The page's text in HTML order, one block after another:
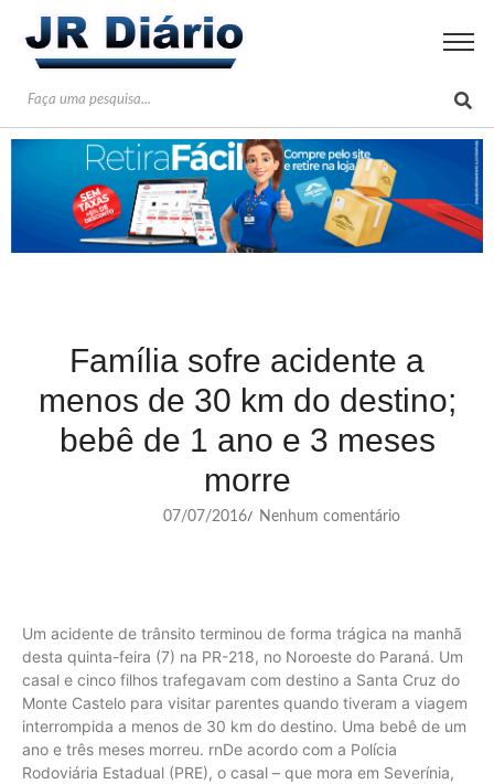
Família sofre acidente a
menos de 30 km do destino;
bebê de 1 ano e 3 meses
morre
07/07/2016/ Nenhum comentário
Um acidente de trânsito terminou de forma trágica na manhã
desta quinta-feira (7) na PR-218, no Noroeste do Paraná. Um
casal e cinco filhos trafegavam com destino a Santa Cruz do
Monte Castelo para visitar parentes quando tiveram a viagem
interrompida a menos de 30 km do destino. Uma bebê de um
ano e três meses morreu. rnDe acordo com a Polícia
Rodoviária Estadual (PRE), o casal – que mora em Severínia,